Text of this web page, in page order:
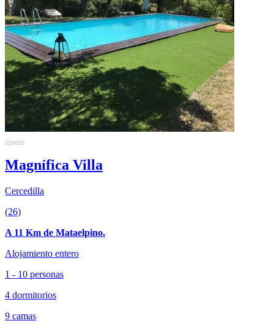
Magnífica Villa
Cercedilla
(26)
A 11 Km de Mataelpino.
Alojamiento entero
1 - 10 personas
4 dormitorios
9 camas